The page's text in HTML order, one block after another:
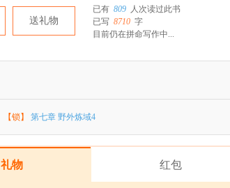
送礼物
已有 809 人次读过此书
已写 8710 字
目前仍在拼命写作中...
【锁】 第七章 野外炼域4
礼物 红包